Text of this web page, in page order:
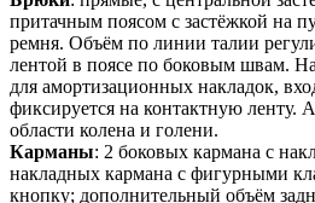
притачным поясом с застёжкой на
ремня. Объём по линии талии
лентой в поясе по боковым швам.
для амортизационных накладок,
фиксируется на контактную ленту.
области колена и голени.
Карманы: 2 боковых кармана с
накладных кармана с фигурными
кнопку; дополнительный объём